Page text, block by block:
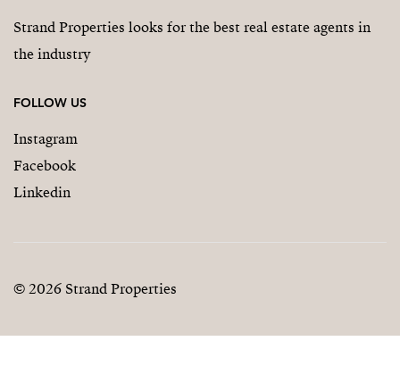
Strand Properties looks for the best real estate agents in
the industry
FOLLOW US
Instagram
Facebook
Linkedin
© 2026 Strand Properties